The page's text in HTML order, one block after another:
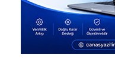
Bilim adamları ilk kez